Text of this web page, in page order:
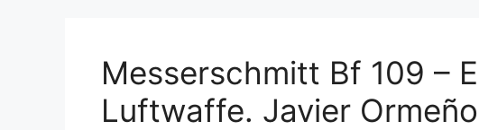
Messerschmitt Bf 109 –
Luftwaffe. Javier Ormeño